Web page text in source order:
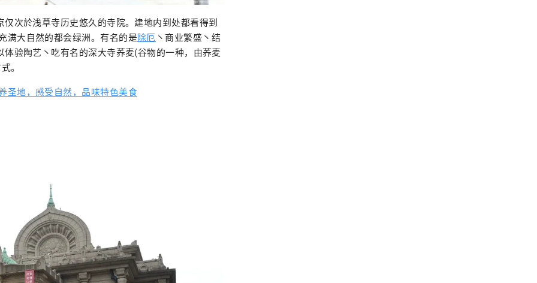
次於浅草寺历史悠久的寺院。建地内到处都看得到
满大自然的都会绿洲。有名的是除厄 丶商业繁盛丶结
验陶艺丶吃有名的深大寺荞麦(谷物的一种，由荞麦
。
圣地，感受自然，品味特色美食